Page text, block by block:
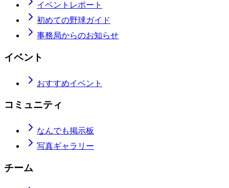
イベントレポート
初めての野球ガイド
事務局からのお知らせ
イベント
おすすめイベント
コミュニティ
なんでも掲示板
写真ギャラリー
チーム